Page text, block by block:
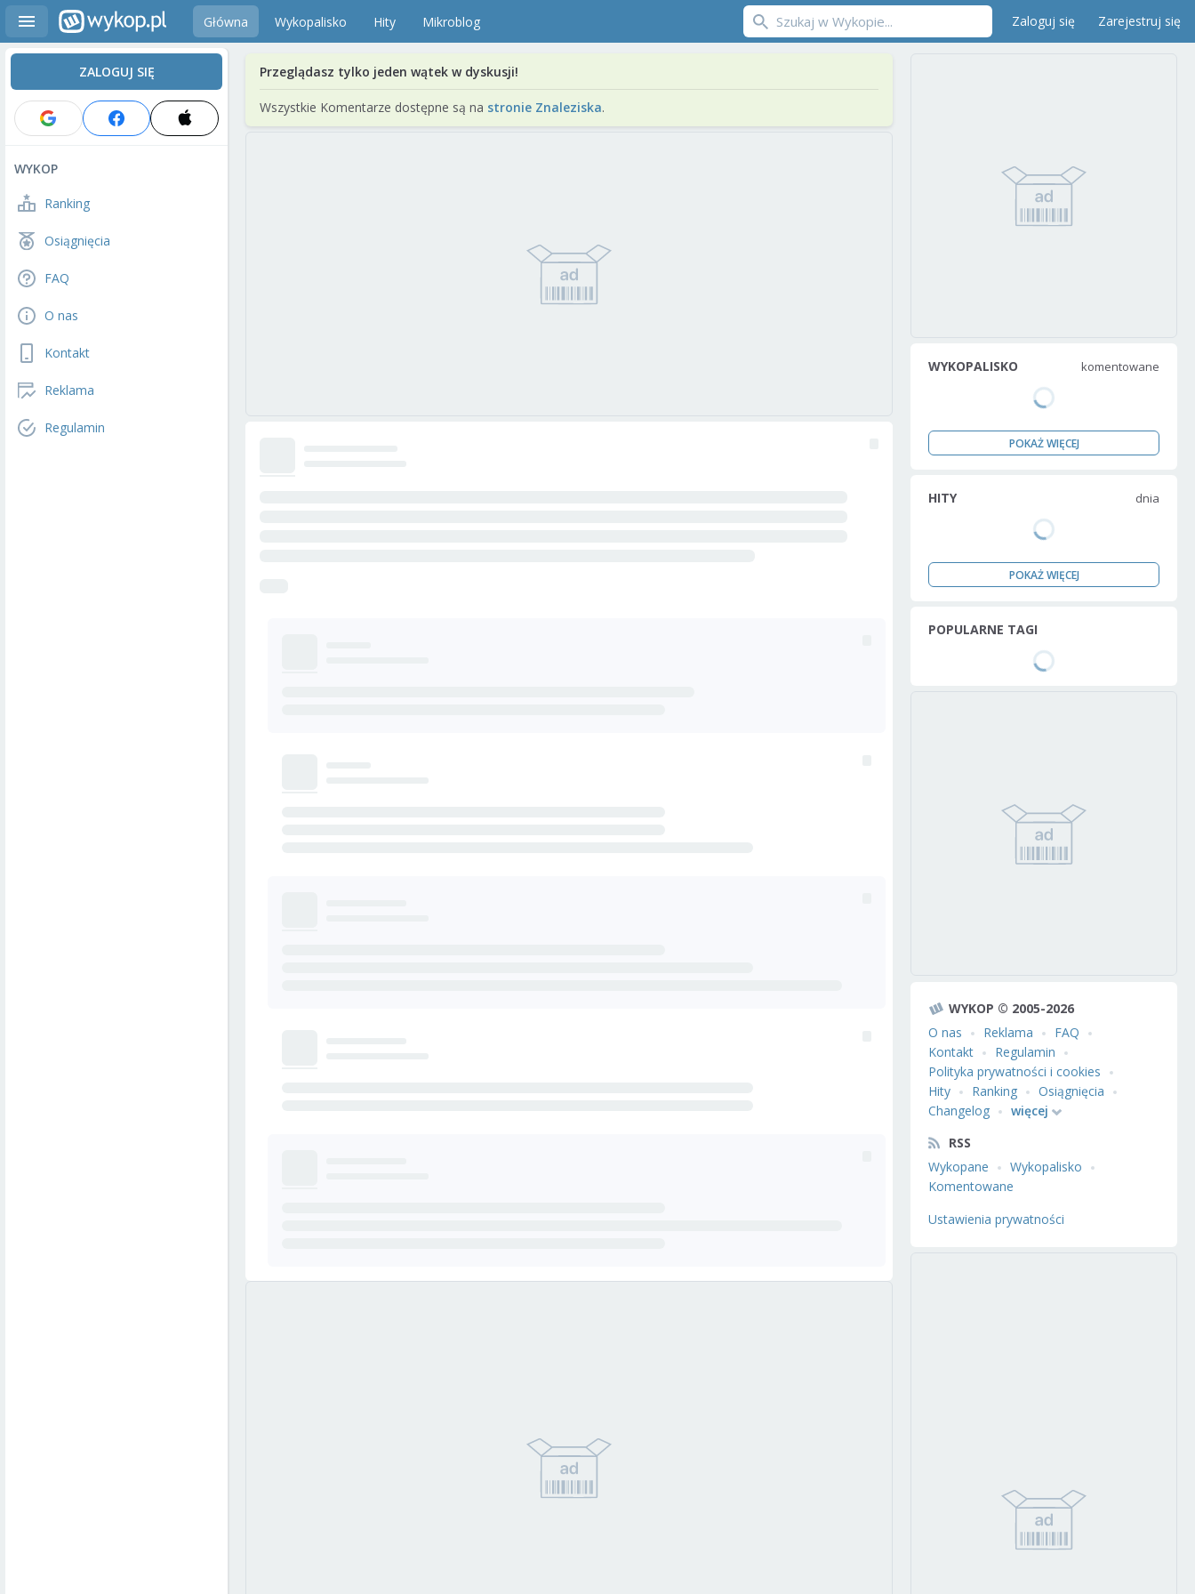
Główna Wykopalisko Hity Mikroblog Zaloguj się Zarejestruj się
ZALOGUJ SIĘ
WYKOP
Ranking
Osiągnięcia
FAQ
O nas
Kontakt
Reklama
Regulamin
Przeglądasz tylko jeden wątek w dyskusji!
Wszystkie Komentarze dostępne są na stronie Znaleziska.
WYKOPALISKO komentowane
POKAŻ WIĘCEJ
HITY dnia
POKAŻ WIĘCEJ
POPULARNE TAGI
WYKOP © 2005-2026
O nas
Reklama
FAQ
Kontakt
Regulamin
Polityka prywatności i cookies
Hity
Ranking
Osiągnięcia
Changelog
więcej
RSS
Wykopane
Wykopalisko
Komentowane
Ustawienia prywatności